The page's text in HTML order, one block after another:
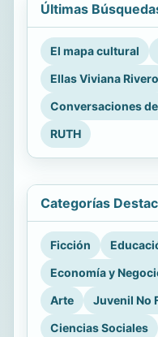
Últimas
El mapa cultural
Ellas Viviana Rivero
Conversaciones
RUTH
Categorías
Ficción
Economía y
Arte
Juvenil No
Ciencias Sociales